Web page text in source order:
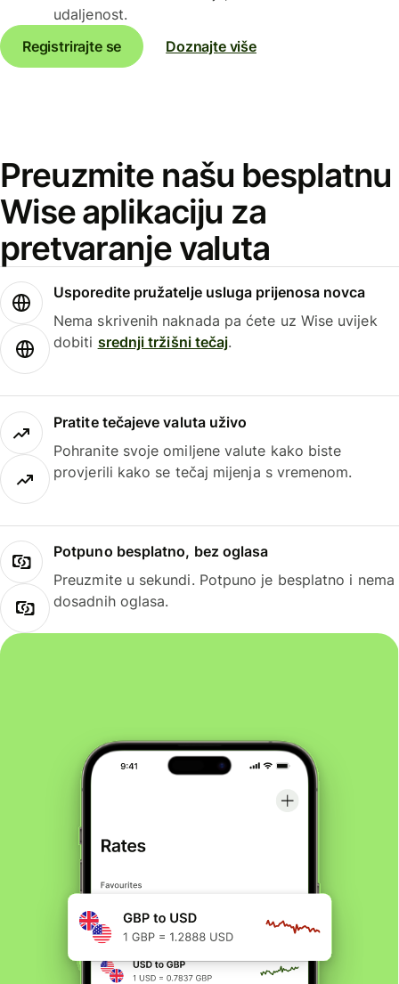
udaljenost.
Registrirajte se
Doznajte više
Preuzmite našu besplatnu
Wise aplikaciju za
pretvaranje valuta
Usporedite pružatelje usluga prijenosa novca
Nema skrivenih naknada pa ćete uz Wise uvijek
dobiti srednji tržišni tečaj.
Pratite tečajeve valuta uživo
Pohranite svoje omiljene valute kako biste
provjerili kako se tečaj mijenja s vremenom.
Potpuno besplatno, bez oglasa
Preuzmite u sekundi. Potpuno je besplatno i nema
dosadnih oglasa.